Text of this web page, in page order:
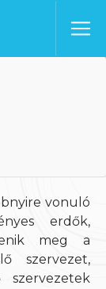
vonuló
erdők,
meg a
szervezet,
szervezetek